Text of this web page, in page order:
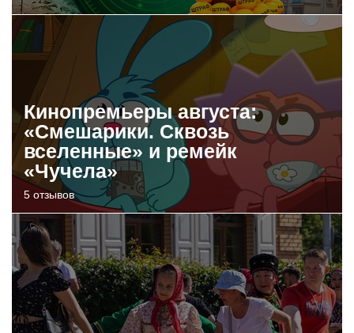
Кинопремьеры августа:
«Смешарики. Сквозь
вселенные» и ремейк
«Чучела»
5 отзывов